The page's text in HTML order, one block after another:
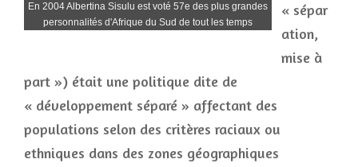
En 2004 Albertina Sisulu est voté 57e des plus grandes
personnalités d'Afrique du Sud de tout les temps
« sépar
ation,
mise à
part ») était une politique dite de
« développement séparé » affectant des
populations selon des critères raciaux ou
ethniques dans des zones géographiques